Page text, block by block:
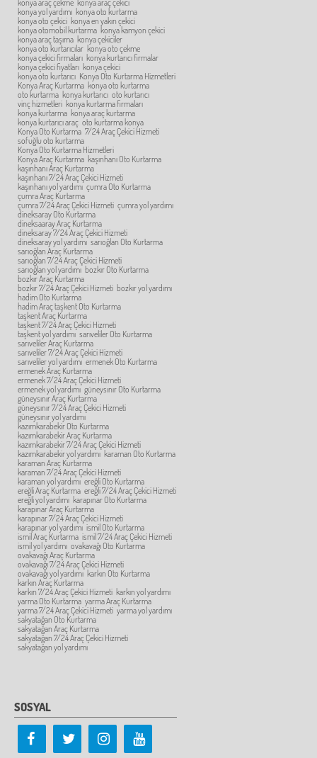
konya araç çekme konya araç çekici
konya yol yardımı konya oto kurtarma
konya oto çekici konya en yakın çekici
konya otomobil kurtarma konya kamyon çekici
konya araç taşıma konya çekiciler
konya oto kurtarıcılar konya oto çekme
konya çekici firmaları konya kurtarıcı firmalar
konya çekici fiyatları konya çekici
konya oto kurtarıcı Konya Oto Kurtarma Hizmetleri
Konya Araç Kurtarma konya oto kurtarma
oto kurtarma konya kurtarıcı oto kurtarıcı
vinç hizmetleri konya kurtarma firmaları
konya kurtarma konya araç kurtarma
konya kurtarıcı araç oto kurtarma konya
Konya Oto Kurtarma 7/24 Araç Çekici Hizmeti
sofuğlu oto kurtarma
Konya Oto Kurtarma Hizmetleri
Konya Araç Kurtarma kaşınhanı Oto Kurtarma
kaşınhanı Araç Kurtarma
kaşınhanı 7/24 Araç Çekici Hizmeti
kaşınhanı yol yardımı çumra Oto Kurtarma
çumra Araç Kurtarma
çumra 7/24 Araç Çekici Hizmeti çumra yol yardımı
dineksaray Oto Kurtarma
dineksaaray Araç Kurtarma
dineksaray 7/24 Araç Çekici Hizmeti
dineksaray yol yardımı sarıoğlan Oto Kurtarma
sarıoğlan Araç Kurtarma
sarıoğlan 7/24 Araç Çekici Hizmeti
sarıoğlan yol yardımı bozkır Oto Kurtarma
bozkır Araç Kurtarma
bozkır 7/24 Araç Çekici Hizmeti bozkır yol yardımı
hadim Oto Kurtarma
hadim Araç taşkent Oto Kurtarma
taşkent Araç Kurtarma
taşkent 7/24 Araç Çekici Hizmeti
taşkent yol yardımı sarıveliler Oto Kurtarma
sarıveliler Araç Kurtarma
sarıveliler 7/24 Araç Çekici Hizmeti
sarıveliler yol yardımı ermenek Oto Kurtarma
ermenek Araç Kurtarma
ermenek 7/24 Araç Çekici Hizmeti
ermenek yol yardımı güneysınır Oto Kurtarma
güneysınır Araç Kurtarma
güneysınır 7/24 Araç Çekici Hizmeti
güneysınır yol yardımı
kazımkarabekir Oto Kurtarma
kazımkarabekir Araç Kurtarma
kazımkarabekir 7/24 Araç Çekici Hizmeti
kazımkarabekir yol yardımı karaman Oto Kurtarma
karaman Araç Kurtarma
karaman 7/24 Araç Çekici Hizmeti
karaman yol yardımı ereğli Oto Kurtarma
ereğli Araç Kurtarma ereğli 7/24 Araç Çekici Hizmeti
ereğli yol yardımı karapınar Oto Kurtarma
karapınar Araç Kurtarma
karapınar 7/24 Araç Çekici Hizmeti
karapınar yol yardımı ismil Oto Kurtarma
ismil Araç Kurtarma ismil 7/24 Araç Çekici Hizmeti
ismil yol yardımı ovakavağı Oto Kurtarma
ovakavağı Araç Kurtarma
ovakavağı 7/24 Araç Çekici Hizmeti
ovakavağı yol yardımı karkın Oto Kurtarma
karkın Araç Kurtarma
karkın 7/24 Araç Çekici Hizmeti karkın yol yardımı
yarma Oto Kurtarma yarma Araç Kurtarma
yarma 7/24 Araç Çekici Hizmeti yarma yol yardımı
sakyatağan Oto Kurtarma
sakyatağan Araç Kurtarma
sakyatağan 7/24 Araç Çekici Hizmeti
sakyatağan yol yardımı
SOSYAL